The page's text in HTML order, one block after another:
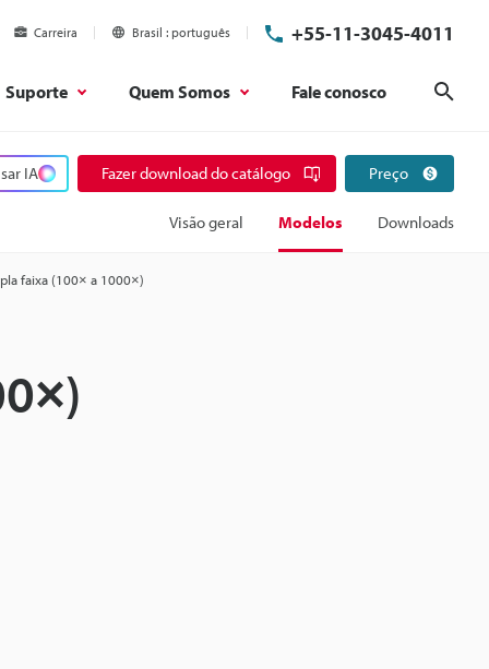
Carreira Brasil português +55-11-3045-4011
Suporte Quem Somos Fale conosco
IA Fazer download do catálogo Preço
Visão geral Modelos Downloads
faixa (100× a 1000×)